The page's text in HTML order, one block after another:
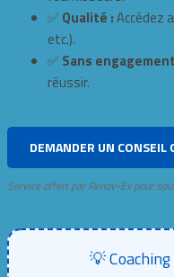
✅ Qualité :Accédez
etc.).
✅ Sans
réussir.
DEMANDER UN
Service offert par Renov-Ex pour
💡